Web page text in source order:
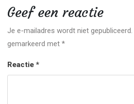
Geef een reactie
Je e-mailadres wordt niet gepubliceerd.
gemarkeerd met *
Reactie *